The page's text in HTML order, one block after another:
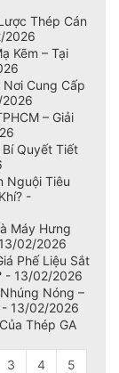
Thép Cán
2026
Kẽm – Tại
Cung Cấp
2026
– Giải
Bí Quyết Tiết
Nguội Tiêu
-
Máy Hưng
02/2026
Phế Liệu Sắt
- 13/02/2026
Nóng –
- 13/02/2026
Thép GA
3 4 5